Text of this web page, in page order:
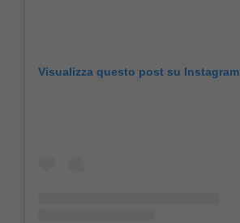
Visualizza questo post su Instagram